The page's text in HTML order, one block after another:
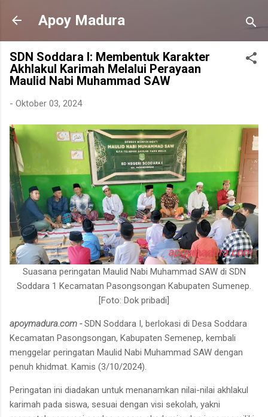
Langsung ke konten utama
Apoy Madura
SDN Soddara I: Membentuk Karakter
Akhlakul Karimah Melalui Perayaan
Maulid Nabi Muhammad SAW
- Oktober 03, 2024
Suasana peringatan Maulid Nabi Muhammad SAW di SDN
Soddara 1 Kecamatan Pasongsongan Kabupaten Sumenep.
[Foto: Dok pribadi]
apoymadura.com -SDN Soddara I, berlokasi di Desa Soddara
Kecamatan Pasongsongan, Kabupaten Semenep, kembali
menggelar peringatan Maulid Nabi Muhammad SAW dengan
penuh khidmat. Kamis (3/10/2024).
Peringatan ini diadakan untuk menanamkan nilai-nilai akhlakul
karimah pada siswa, sesuai dengan visi sekolah, yakni